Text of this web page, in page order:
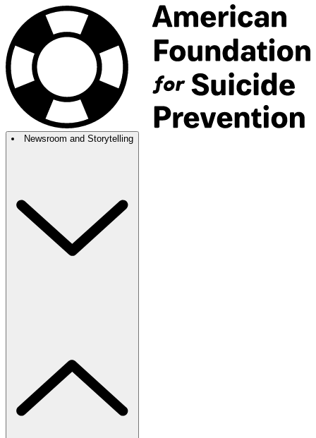
Newsroom and Storytelling